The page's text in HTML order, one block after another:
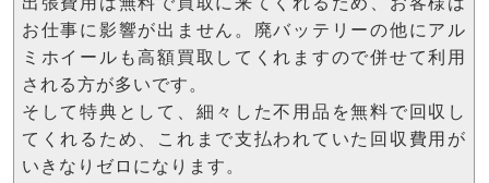
お仕事に影響が出ません。廃バッテリーの他にアル
ミホイールも高額買取してくれますので併せて利用
される方が多いです。
そして特典として、細々した不用品を無料で回収し
てくれるため、これまで支払われていた回収費用が
いきなりゼロになります。